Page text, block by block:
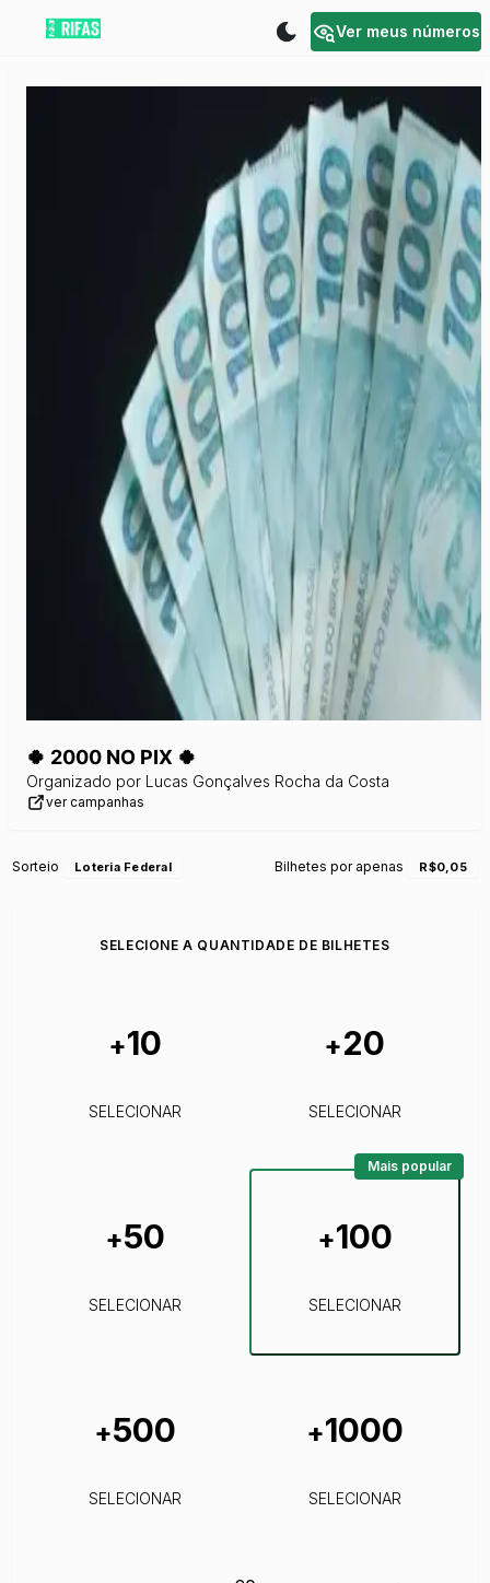
Ver meus números
🍀 2000 NO PIX 🍀
Organizado por Lucas Gonçalves Rocha da Costa
ver campanhas
Sorteio Loteria Federal Bilhetes por apenas R$0,05
SELECIONE A QUANTIDADE DE BILHETES
+10
SELECIONAR
+20
SELECIONAR
+50
SELECIONAR
+100
SELECIONAR
Mais popular
+500
SELECIONAR
+1000
SELECIONAR